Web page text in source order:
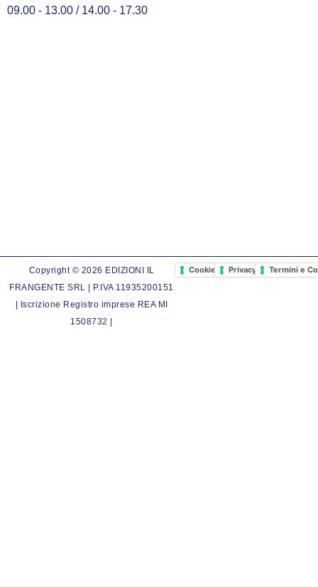
09.00 - 13.00 / 14.00 - 17.30
Copyright © 2026 EDIZIONI IL
FRANGENTE SRL | P.IVA 11935200151
| Iscrizione Registro imprese REA MI
1508732 |
Cookie PolicyPrivacy PolicyTermini e